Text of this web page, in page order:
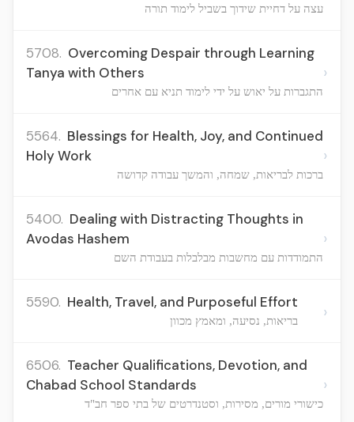
עצה על דחיית שידוך בשביל לימוד תורה
5708. Overcoming Despair through Learning
Tanya with Others
התגברות על יאוש על ידי לימוד תניא עם אחרים
›
5564. Blessings for Health, Joy, and Continued
Holy Work
ברכות לבריאות, שמחה, והמשך עבודה קדושה
›
5400. Dealing with Distracting Thoughts in
Avodas Hashem
התמודדות עם מחשבות מבלבלות בעבודת השם
›
5590. Health, Travel, and Purposeful Effort
בריאות, נסיעה, ומאמץ מכוון ›
6506. Teacher Qualifications, Devotion, and
Chabad School Standards
כישורי מורים, מסירות, וסטנדרטים של בתי ספר חב"ד
›